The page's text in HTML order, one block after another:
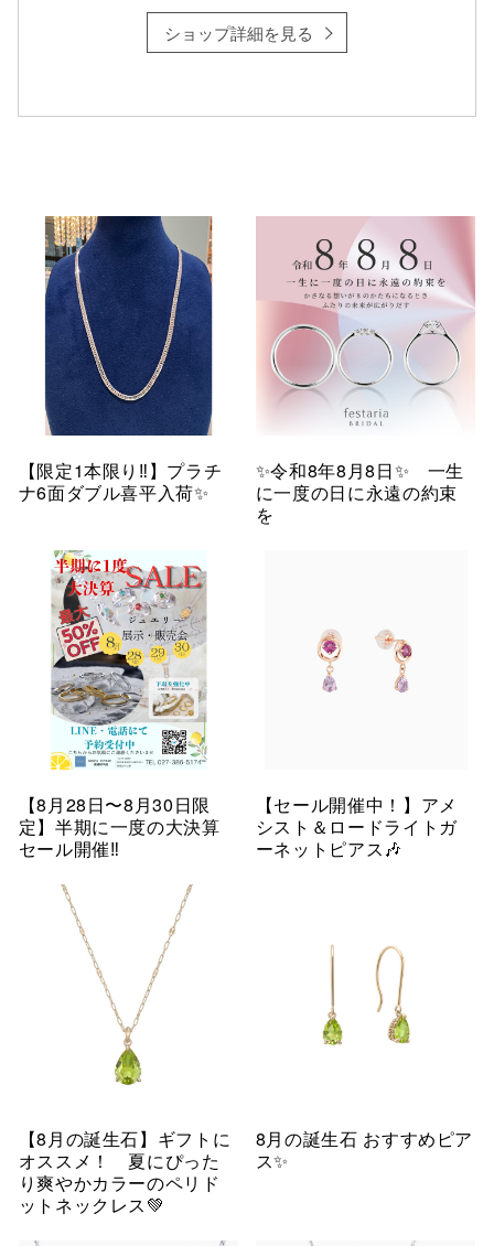
ショップ詳細を見る
【限定1本限り‼︎】プラチ
ナ6面ダブル喜平入荷✨
✨令和8年8月8日✨ 一生
に一度の日に永遠の約束
を
【8月28日〜8月30日限
定】半期に一度の大決算
セール開催‼︎
【セール開催中！】アメ
シスト＆ロードライトガ
ーネットピアス🎶
【8月の誕生石】ギフトに
オススメ！ 夏にぴった
り爽やかカラーのペリド
ットネックレス💚
8月の誕生石 おすすめピア
ス✨